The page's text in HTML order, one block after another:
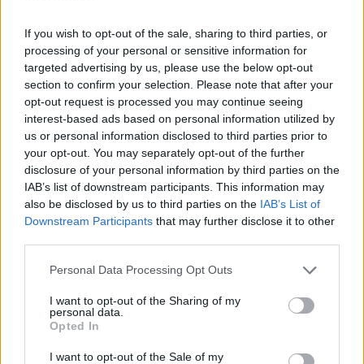
If you wish to opt-out of the sale, sharing to third parties, or
processing of your personal or sensitive information for
targeted advertising by us, please use the below opt-out
section to confirm your selection. Please note that after your
opt-out request is processed you may continue seeing
interest-based ads based on personal information utilized by
us or personal information disclosed to third parties prior to
your opt-out. You may separately opt-out of the further
disclosure of your personal information by third parties on the
IAB’s list of downstream participants. This information may
also be disclosed by us to third parties on the IAB’s List of
Downstream Participants that may further disclose it to other
Please note that this website/app uses one or more Google
not limited to your visit or usage behaviour. You may click to
grant or deny consent to Google and its third-party tags to
use your data for below specified purposes in below Google
consent section.
Personal Data Processing Opt Outs
I want to opt-out of the Sharing of my
personal data.
Opted In
I want to opt-out of the Sale of my
2026. március 7. szombat, 07:48
Hadjar nem érezte elérhetőnek a harmadik
rajthelyet
Úgy gondolta, a Ferrari és a McLaren is előtte jár, de jól sikerült
az utolsó köre az F1-es Ausztrál Nagydíj időmérőjén. A